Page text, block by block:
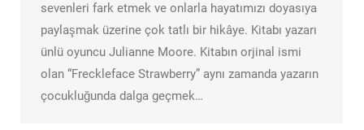
sevenleri fark etmek ve onlarla hayatımızı doyasıya
paylaşmak üzerine çok tatlı bir hikâye. Kitabı yazarı
ünlü oyuncu Julianne Moore. Kitabın orjinal ismi
olan “Freckleface Strawberry” aynı zamanda yazarın
çocukluğunda dalga geçmek…